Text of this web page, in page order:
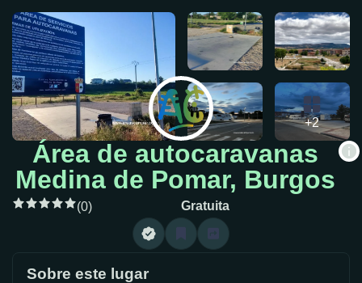
+2
Área de autocaravanas
Medina de Pomar, Burgos
(0) Gratuita
Sobre este lugar